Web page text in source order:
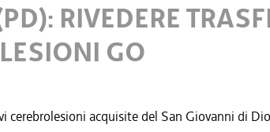
RIVEDERE
GO
cerebrolesioni acquisite del San Giovanni di